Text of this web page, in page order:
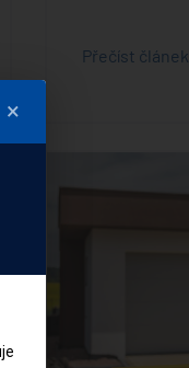
Přečíst článek
×